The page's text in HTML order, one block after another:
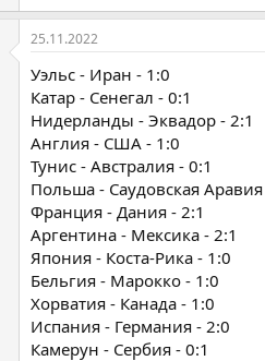
25.11.2022
Уэльс - Иран - 1:0
Катар - Сенегал - 0:1
Нидерланды - Эквадор - 2:1
Англия - США - 1:0
Тунис - Австралия - 0:1
Польша - Саудовская Аравия
Франция - Дания - 2:1
Аргентина - Мексика - 2:1
Япония - Коста-Рика - 1:0
Бельгия - Марокко - 1:0
Хорватия - Канада - 1:0
Испания - Германия - 2:0
Камерун - Сербия - 0:1